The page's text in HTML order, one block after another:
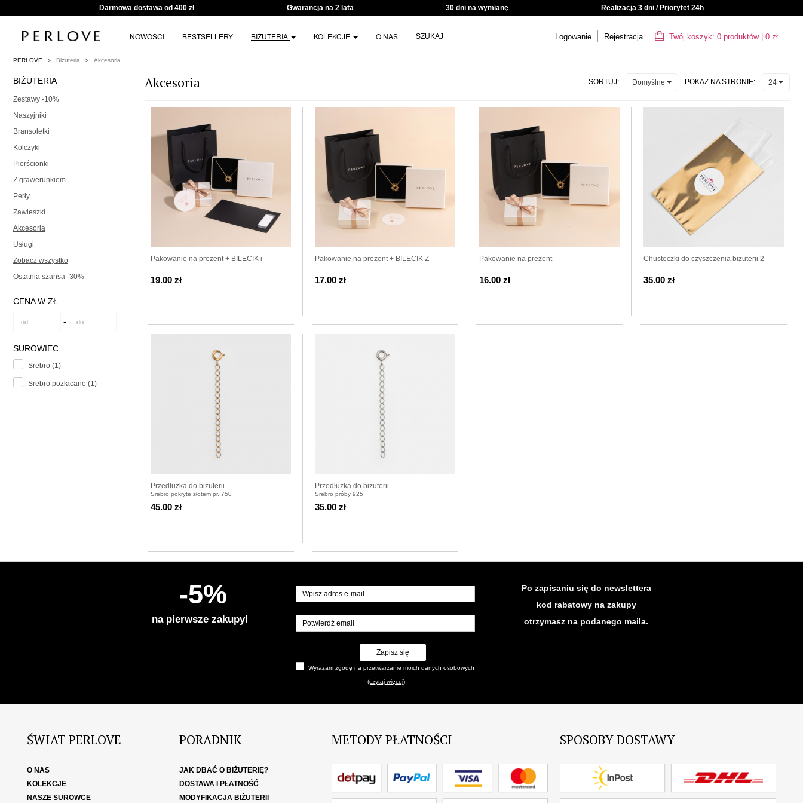
Darmowa dostawa od 400 zł Gwarancja na 2 lata 30 dni na wymianę Realizacja 3 dni / Priorytet 24h
NOWOŚCI BESTSELLERY BIŻUTERIA KOLEKCJE O NAS SZUKAJ Logowanie Rejestracja Twój koszyk: 0 produktów| 0 zł
PERLOVE Biżuteria Akcesoria
BIŻUTERIA
Zestawy -10%
Naszyjniki
Bransoletki
Kolczyki
Pierścionki
Z grawerunkiem
Perły
Zawieszki
Akcesoria
Usługi
Zobacz wszystko
Ostatnia szansa -30%
CENA W ZŁ
-
SUROWIEC
Srebro (1)
Srebro pozłacane (1)
SORTUJ: Domyślne POKAŻ NA STRONIE: 24
Akcesoria
Pakowanie na prezent + BILECIK i
19.00 zł
Pakowanie na prezent + BILECIK Z
17.00 zł
Pakowanie na prezent
16.00 zł
Chusteczki do czyszczenia biżuterii 2
35.00 zł
Przedłużka do biżuterii
Srebro pokryte złotem pr. 750
45.00 zł
Przedłużka do biżuterii
Srebro próby 925
35.00 zł
-5%
na pierwsze zakupy!
Zapisz się
Wyrażam zgodę na przetwarzanie moich danych osobowych
(czytaj więcej)
Po zapisaniu się do newslettera
kod rabatowy na zakupy
otrzymasz na podanego maila.
ŚWIAT PERLOVE
O NAS
KOLEKCJE
NASZE SUROWCE
PORADNIK
JAK DBAĆ O BIŻUTERIĘ?
DOSTAWA I PŁATNOŚĆ
MODYFIKACJA BIŻUTERII
METODY PŁATNOŚCI SPOSOBY DOSTAWY